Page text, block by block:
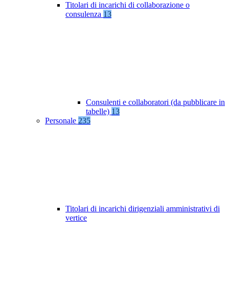
Titolari di incarichi di collaborazione o
consulenza 13
Consulenti e collaboratori (da pubblicare in
tabelle) 13
Personale 235
Titolari di incarichi dirigenziali amministrativi di
vertice